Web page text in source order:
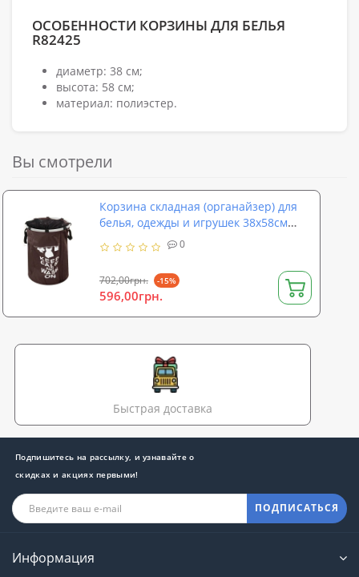
ОСОБЕННОСТИ КОРЗИНЫ ДЛЯ БЕЛЬЯ
R82425
диаметр: 38 см;
высота: 58 см;
материал: полиэстер.
Вы смотрели
Корзина складная (органайзер) для
белья, одежды и игрушек 38х58см
Stenson (R82425)
0
702,00грн. -15%
596,00грн.
Быстрая доставка
Подпишитесь на рассылку, и узнавайте о
скидках и акциях первыми!
ПОДПИСАТЬСЯ
Информация